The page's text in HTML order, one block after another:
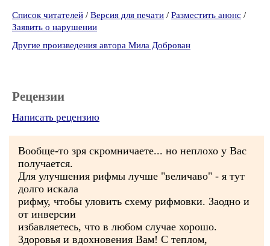
Список читателей / Версия для печати / Разместить анонс /
Заявить о нарушении
Другие произведения автора Мила Доброван
Рецензии
Написать рецензию
Вообще-то зря скромничаете... но неплохо у Вас
получается.
Для улучшения рифмы лучше "величаво" - я тут
долго искала
рифму, чтобы уловить схему рифмовки. Заодно и
от инверсии
избавляетесь, что в любом случае хорошо.
Здоровья и вдохновения Вам! С теплом,